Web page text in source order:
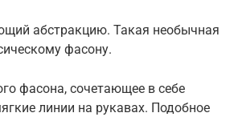
абстракцию. Такая необычная
фасону.
фасона, сочетающее в себе
линии на рукавах. Подобное